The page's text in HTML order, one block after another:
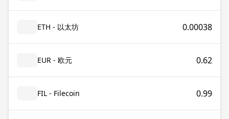
ETH - 以太坊 0.00038
EUR - 欧元 0.62
FIL - Filecoin 0.99